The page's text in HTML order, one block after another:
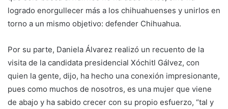
logrado enorgullecer más a los chihuahuenses y unirlos en
torno a un mismo objetivo: defender Chihuahua.
Por su parte, Daniela Álvarez realizó un recuento de la
visita de la candidata presidencial Xóchitl Gálvez, con
quien la gente, dijo, ha hecho una conexión impresionante,
pues como muchos de nosotros, es una mujer que viene
de abajo y ha sabido crecer con su propio esfuerzo, “tal y